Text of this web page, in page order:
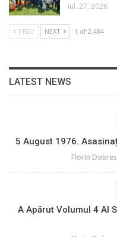
iul. 27, 2026
PREV NEXT 1 of 2.484
LATEST NEWS
5 August 1976.
Florin
A Apărut Volumul 4 Al